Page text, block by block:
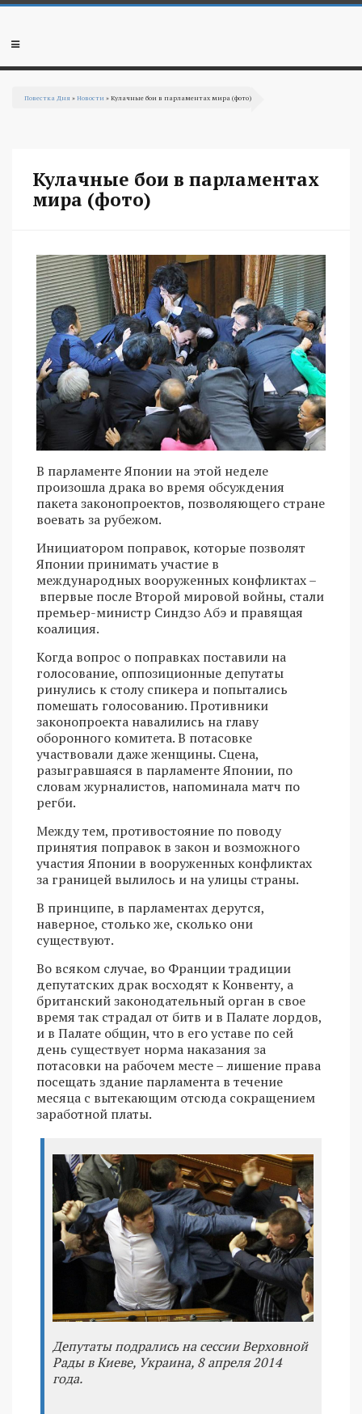
Перейти к основному содержанию
Мобильное
Повестка Дня »Новости » Кулачные бои в парламентах мира (фото)
Кулачные бои в парламентах
мира (фото)
В парламенте Японии на этой неделе
произошла драка во время обсуждения
пакета законопроектов, позволяющего стране
воевать за рубежом.
Инициатором поправок, которые позволят
Японии принимать участие в
международных вооруженных конфликтах –
впервые после Второй мировой войны, стали
премьер-министр Синдзо Абэ и правящая
коалиция.
Когда вопрос о поправках поставили на
голосование, оппозиционные депутаты
ринулись к столу спикера и попытались
помешать голосованию. Противники
законопроекта навалились на главу
оборонного комитета. В потасовке
участвовали даже женщины. Сцена,
разыгравшаяся в парламенте Японии, по
словам журналистов, напоминала матч по
регби.
Между тем, противостояние по поводу
принятия поправок в закон и возможного
участия Японии в вооруженных конфликтах
за границей вылилось и на улицы страны.
В принципе, в парламентах дерутся,
наверное, столько же, сколько они
существуют.
Во всяком случае, во Франции традиции
депутатских драк восходят к Конвенту, а
британский законодательный орган в свое
время так страдал от битв и в Палате лордов,
и в Палате общин, что в его уставе по сей
день существует норма наказания за
потасовки на рабочем месте – лишение права
посещать здание парламента в течение
месяца с вытекающим отсюда сокращением
заработной платы.
Депутаты подрались на сессии Верховной
Рады в Киеве, Украина, 8 апреля 2014
года.